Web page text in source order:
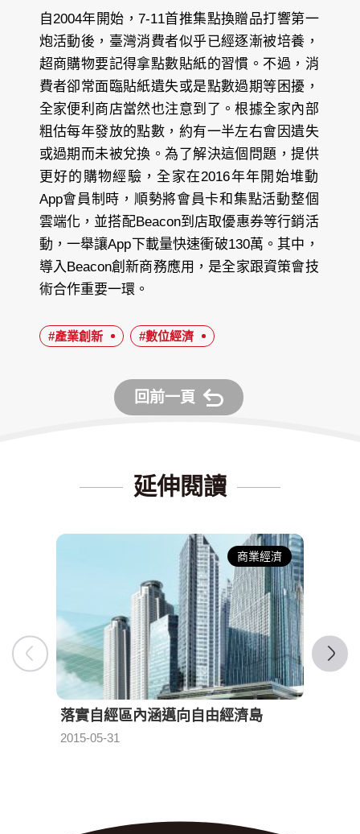
自2004年開始，7-11首推集點換贈品打響第一
炮活動後，臺灣消費者似乎已經逐漸被培養，
超商購物要記得拿點數貼紙的習慣。不過，消
費者卻常面臨貼紙遺失或是點數過期等困擾，
全家便利商店當然也注意到了。根據全家內部
粗估每年發放的點數，約有一半左右會因遺失
或過期而未被兌換。為了解決這個問題，提供
更好的購物經驗，全家在2016年年開始堆動
App會員制時，順勢將會員卡和集點活動整個
雲端化，並搭配Beacon到店取優惠券等行銷活
動，一舉讓App下載量快速衝破130萬。其中，
導入Beacon創新商務應用，是全家跟資策會技
術合作重要一環。
#產業創新 #數位經濟
回前一頁
延伸閱讀
商業經濟
落實自經區內涵邁向自由經濟島
2015-05-31